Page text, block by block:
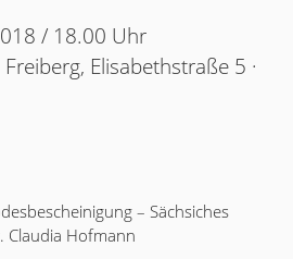
/ 18.00 Uhr
Elisabethstraße 5 ·
– Sächsiches
Claudia Hofmann